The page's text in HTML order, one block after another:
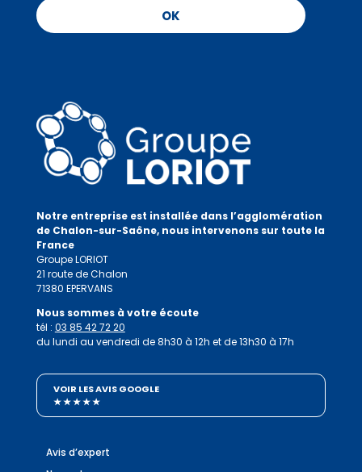
OK
Notre entreprise est installée dans l’agglomération
de Chalon-sur-Saône, nous intervenons sur toute la
France
Groupe LORIOT
21 route de Chalon
71380 EPERVANS
Nous sommes à votre écoute
tél : 03 85 42 72 20
du lundi au vendredi de 8h30 à 12h et de 13h30 à 17h
VOIR LES AVIS GOOGLE
★ ★ ★ ★ ★
Avis d’expert